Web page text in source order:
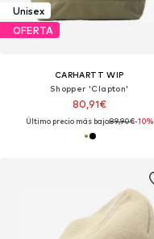
Unisex
OFERTA
CARHARTT WIP
Shopper 'Clapton'
80,91€
Último precio más bajo:89,90€-10%